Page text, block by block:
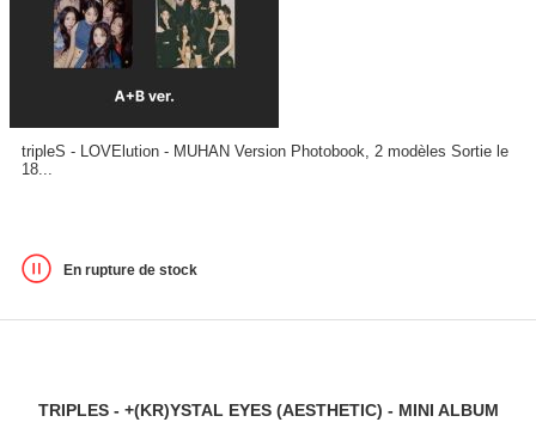
tripleS - LOVElution - MUHAN Version Photobook, 2 modèles Sortie le
18...
En rupture de stock
TRIPLES - +(KR)YSTAL EYES (AESTHETIC) - MINI ALBUM